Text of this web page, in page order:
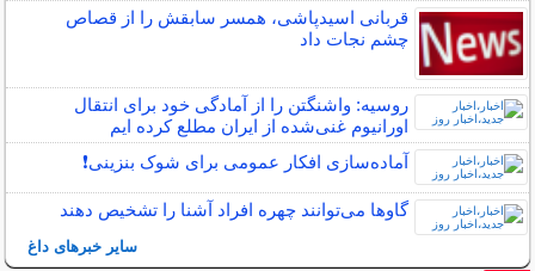
قربانی اسیدپاشی، همسر سابقش را از قصاص
چشم نجات داد
روسیه: واشنگتن را از آمادگی خود برای انتقال
اورانیوم غنی‌شده از ایران مطلع کرده ایم
آماده‌سازی افکار عمومی برای شوک بنزینی❗️
گاوها می‌توانند چهره افراد آشنا را تشخیص دهند
سایر خبرهای داغ